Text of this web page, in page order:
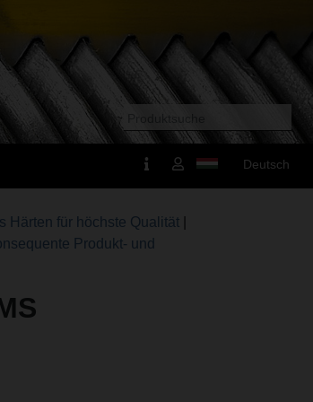
Deutsch
Härten für höchste Qualität
Produkt- und